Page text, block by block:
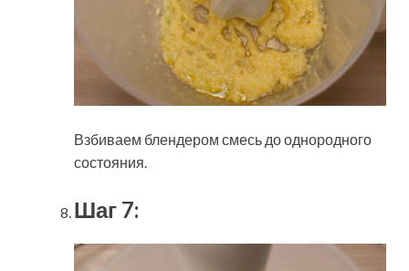
Взбиваем блендером смесь до однородного
состояния.
Шаг 7: